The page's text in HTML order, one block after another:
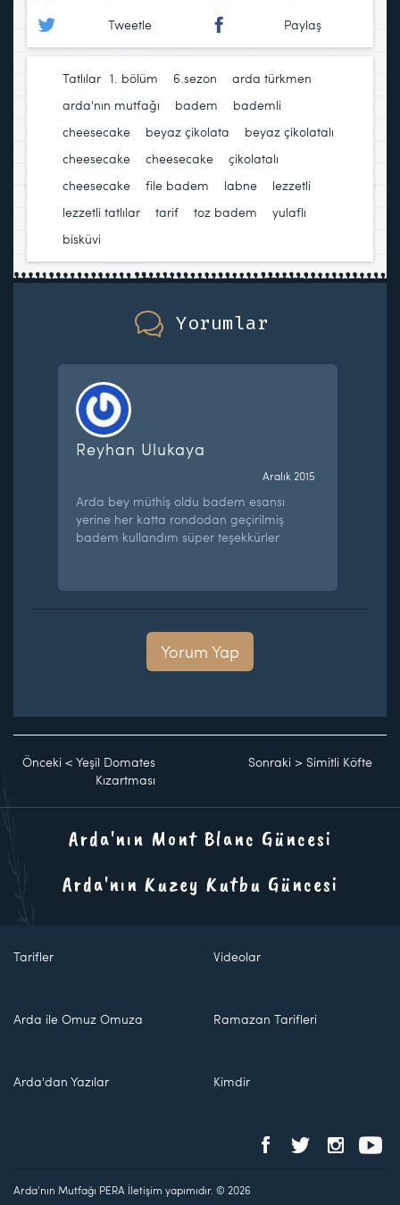
Tweetle Paylaş
Tatlılar 1. bölüm 6.sezon arda türkmen
arda'nın mutfağı
badem
bademli
cheesecake
beyaz çikolata
beyaz çikolatalı
cheesecake
cheesecake
çikolatalı
cheesecake
file badem labne lezzetli
lezzetli tatlılar
tarif toz badem
yulaflı
bisküvi
Yorumlar
Reyhan Ulukaya
Aralık 2015
Arda bey müthiş oldu badem esansı
yerine her katta rondodan geçirilmiş
badem kullandım süper teşekkürler
Yorum Yap
Önceki < Yeşil Domates
Kızartması
Sonraki >Simitli Köfte
Arda'nın Mont Blanc Güncesi
Arda'nın Kuzey Kutbu Güncesi
Tarifler Videolar
Arda ile Omuz Omuza Ramazan Tarifleri
Arda'dan Yazılar Kimdir
Arda'nın Mutfağı PERA İletişim yapımıdır. © 2026